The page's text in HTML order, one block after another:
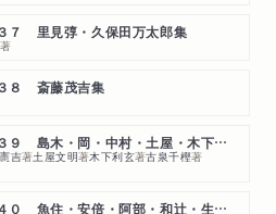
７ 里見弴・久保田万太郎集
著
８ 斎藤茂吉集
現代日本文学大系３９ 島木・岡・中村・土屋・木下・古泉他集
吉著土屋文明著木下利玄著古泉千樫著
現代日本文学大系４０ 魚住・安倍・阿部・和辻・生田・倉田他集